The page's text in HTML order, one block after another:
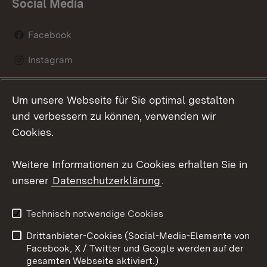
Social Media
Facebook
Instagram
Mastodon
Youtube
Kontakt
Datenschutz
Barrierefreiheit
Impressum Cookies
Um unsere Webseite für Sie optimal gestalten
und verbessern zu können, verwenden wir
Cookies.
Weitere Informationen zu Cookies erhalten Sie in
unserer Datenschutzerklärung.
Technisch notwendige Cookies
Drittanbieter-Cookies (Social-Media-Elemente von
Facebook, X / Twitter und Google werden auf der
gesamten Webseite aktiviert.)